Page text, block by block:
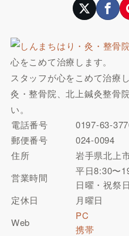
心をこめて治療します。
スタッフが心をこめて治療
灸・整骨院、北上鍼灸整骨
い。
電話番号
0197-63-
郵便番号
024-0094
住所
岩手県北上
営業時間
平日8:30〜
日曜・祝祭
定休日
月曜日
Web
PC
携帯